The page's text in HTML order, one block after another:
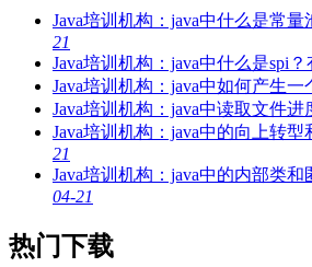
Java培训机构：java中什么是常
21
Java培训机构：java中什么是spi
Java培训机构：java中如何产生一
Java培训机构：java中读取文件
Java培训机构：java中的向上转
21
Java培训机构：java中的内部类
04-21
热门下载